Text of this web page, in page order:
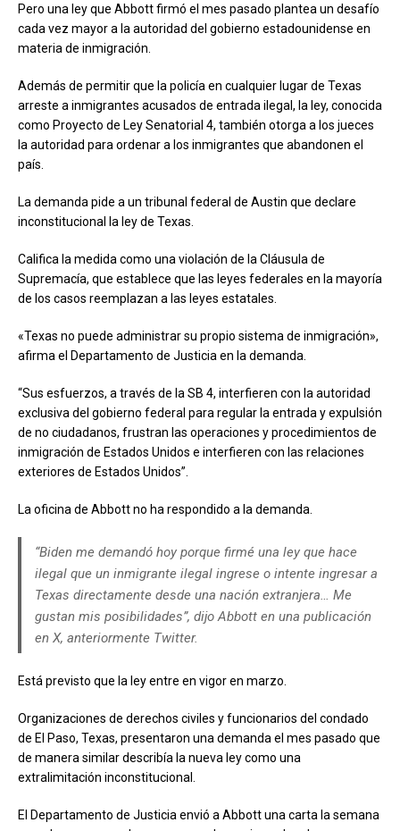
Pero una ley que Abbott firmó el mes pasado plantea un desafío
cada vez mayor a la autoridad del gobierno estadounidense en
materia de inmigración.
Además de permitir que la policía en cualquier lugar de Texas
arreste a inmigrantes acusados de entrada ilegal, la ley, conocida
como Proyecto de Ley Senatorial 4, también otorga a los jueces
la autoridad para ordenar a los inmigrantes que abandonen el
país.
La demanda pide a un tribunal federal de Austin que declare
inconstitucional la ley de Texas.
Califica la medida como una violación de la Cláusula de
Supremacía, que establece que las leyes federales en la mayoría
de los casos reemplazan a las leyes estatales.
«Texas no puede administrar su propio sistema de inmigración»,
afirma el Departamento de Justicia en la demanda.
“Sus esfuerzos, a través de la SB 4, interfieren con la autoridad
exclusiva del gobierno federal para regular la entrada y expulsión
de no ciudadanos, frustran las operaciones y procedimientos de
inmigración de Estados Unidos e interfieren con las relaciones
exteriores de Estados Unidos”.
La oficina de Abbott no ha respondido a la demanda.
“Biden me demandó hoy porque firmé una ley que hace
ilegal que un inmigrante ilegal ingrese o intente ingresar a
Texas directamente desde una nación extranjera… Me
gustan mis posibilidades”, dijo Abbott en una publicación
en X, anteriormente Twitter.
Está previsto que la ley entre en vigor en marzo.
Organizaciones de derechos civiles y funcionarios del condado
de El Paso, Texas, presentaron una demanda el mes pasado que
de manera similar describía la nueva ley como una
extralimitación inconstitucional.
El Departamento de Justicia envió a Abbott una carta la semana